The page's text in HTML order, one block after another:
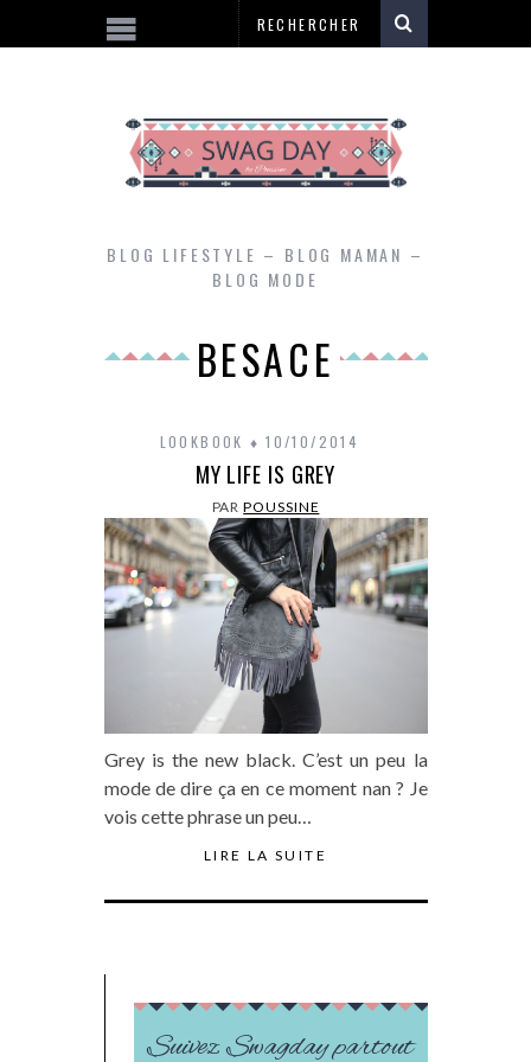
BLOG LIFESTYLE – BLOG MAMAN –
BLOG MODE
BESACE
LOOKBOOK 10/10/2014
MY LIFE IS GREY
PARPOUSSINE
Grey is the new black. C’est un peu la
mode de dire ça en ce moment nan ? Je
vois cette phrase un peu…
LIRE LA SUITE
Suivez Swagday partout